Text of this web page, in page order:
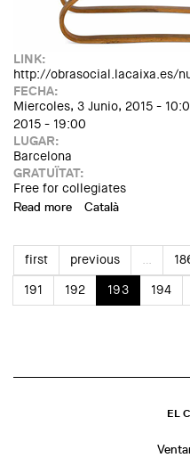
LINK:
http://obrasocial.lacaixa.es/
FECHA:
Miercoles, 3 Junio, 2015 -
2015 - 19:00
LUGAR:
Barcelona
GRATUÏTAT:
Free for collegiates
Read more about Exposición
Català
first previous …
191
192 193 194
EL